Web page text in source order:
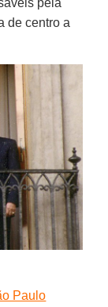
pela
de centro a
Paulo